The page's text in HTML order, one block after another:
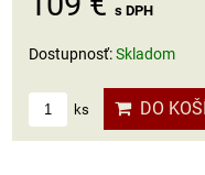
s DPH
Dostupnosť:Skladom
ks DO